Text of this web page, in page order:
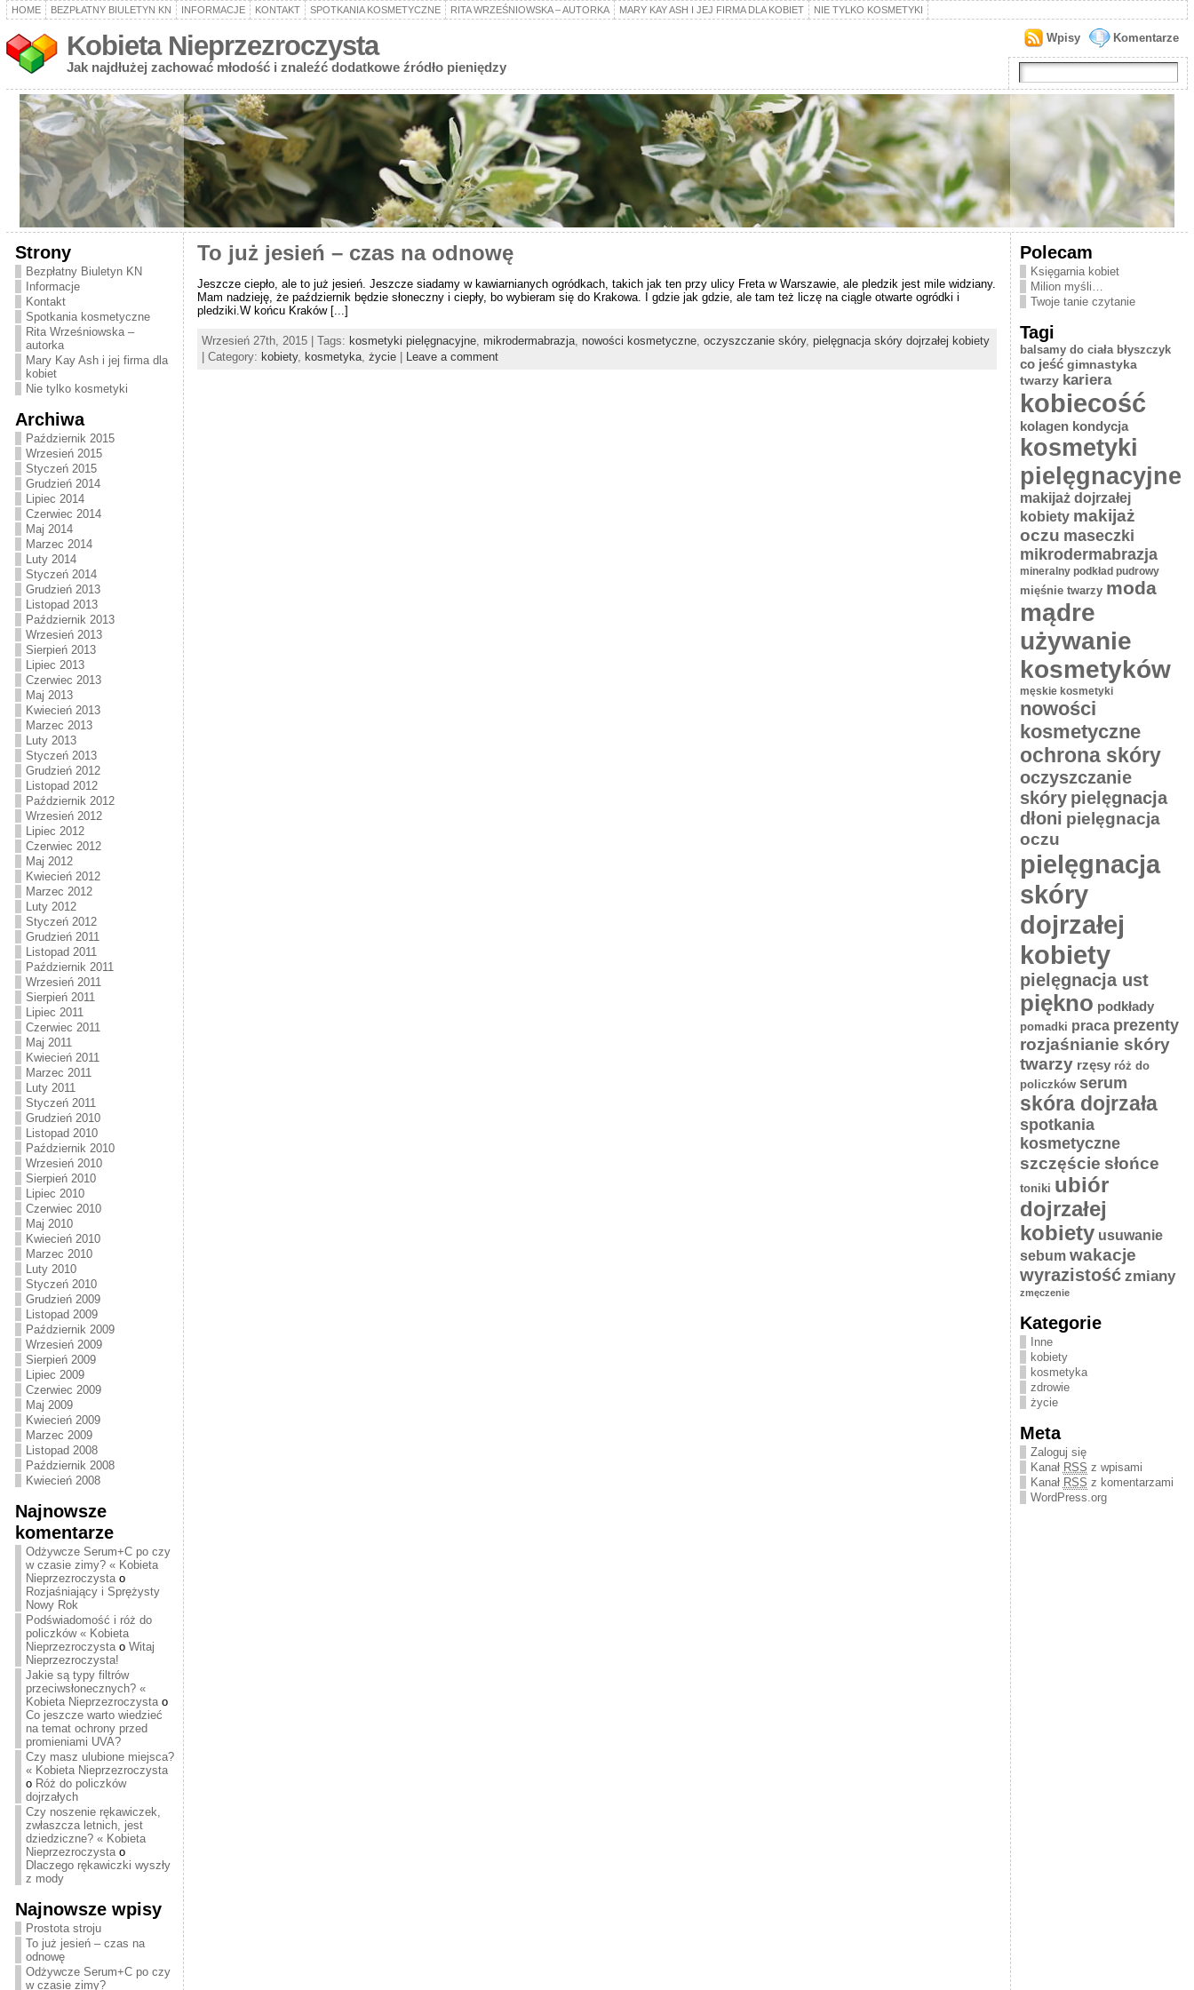
HOME BEZPŁATNY BIULETYN KN INFORMACJE KONTAKT SPOTKANIA KOSMETYCZNE RITA WRZEŚNIOWSKA – AUTORKA MARY KAY ASH I JEJ FIRMA DLA KOBIET NIE TYLKO KOSMETYKI
Kobieta Nieprzezroczysta
Jak najdłużej zachować młodość i znaleźć dodatkowe źródło pieniędzy
Komentarze
Wpisy
Strony
Bezpłatny Biuletyn KN
Informacje
Kontakt
Spotkania kosmetyczne
Rita Wrześniowska –
autorka
Mary Kay Ash i jej firma dla
kobiet
Nie tylko kosmetyki
Archiwa
Październik 2015
Wrzesień 2015
Styczeń 2015
Grudzień 2014
Lipiec 2014
Czerwiec 2014
Maj 2014
Marzec 2014
Luty 2014
Styczeń 2014
Grudzień 2013
Listopad 2013
Październik 2013
Wrzesień 2013
Sierpień 2013
Lipiec 2013
Czerwiec 2013
Maj 2013
Kwiecień 2013
Marzec 2013
Luty 2013
Styczeń 2013
Grudzień 2012
Listopad 2012
Październik 2012
Wrzesień 2012
Lipiec 2012
Czerwiec 2012
Maj 2012
Kwiecień 2012
Marzec 2012
Luty 2012
Styczeń 2012
Grudzień 2011
Listopad 2011
Październik 2011
Wrzesień 2011
Sierpień 2011
Lipiec 2011
Czerwiec 2011
Maj 2011
Kwiecień 2011
Marzec 2011
Luty 2011
Styczeń 2011
Grudzień 2010
Listopad 2010
Październik 2010
Wrzesień 2010
Sierpień 2010
Lipiec 2010
Czerwiec 2010
Maj 2010
Kwiecień 2010
Marzec 2010
Luty 2010
Styczeń 2010
Grudzień 2009
Listopad 2009
Październik 2009
Wrzesień 2009
Sierpień 2009
Lipiec 2009
Czerwiec 2009
Maj 2009
Kwiecień 2009
Marzec 2009
Listopad 2008
Październik 2008
Kwiecień 2008
Najnowsze
komentarze
Odżywcze Serum+C po czy
w czasie zimy? « Kobieta
Nieprzezroczystao
Rozjaśniający i Sprężysty
Nowy Rok
Podświadomość i róż do
policzków « Kobieta
Nieprzezroczystao Witaj
Nieprzezroczysta!
Jakie są typy filtrów
przeciwsłonecznych? «
Kobieta Nieprzezroczystao
Co jeszcze warto wiedzieć
na temat ochrony przed
promieniami UVA?
Czy masz ulubione miejsca?
« Kobieta Nieprzezroczysta
o Róż do policzków
dojrzałych
Czy noszenie rękawiczek,
zwłaszcza letnich, jest
dziedziczne? « Kobieta
Nieprzezroczystao
Dlaczego rękawiczki wyszły
z mody
Najnowsze wpisy
Prostota stroju
To już jesień – czas na
odnowę
Odżywcze Serum+C po czy
w czasie zimy?
To już jesień – czas na odnowę
Jeszcze ciepło, ale to już jesień. Jeszcze siadamy w kawiarnianych ogródkach, takich jak ten przy ulicy Freta w Warszawie, ale pledzik jest mile widziany.
Mam nadzieję, że październik będzie słoneczny i ciepły, bo wybieram się do Krakowa. I gdzie jak gdzie, ale tam też liczę na ciągle otwarte ogródki i
pledziki.W końcu Kraków [...]
Wrzesień 27th, 2015 | Tags: kosmetyki pielęgnacyjne, mikrodermabrazja, nowości kosmetyczne, oczyszczanie skóry, pielęgnacja skóry dojrzałej kobiety
| Category: kobiety, kosmetyka, życie| Leave a comment
Polecam
Księgarnia kobiet
Milion myśli…
Twoje tanie czytanie
Tagi
balsamy do ciała błyszczyk
co jeść gimnastyka
twarzy kariera
kobiecość
kolagen kondycja
kosmetyki
pielęgnacyjne
makijaż dojrzałej
kobiety makijaż
oczu maseczki
mikrodermabrazja
mineralny podkład pudrowy
mięśnie twarzy moda
mądre
używanie
kosmetyków
męskie kosmetyki
nowości
kosmetyczne
ochrona skóry
oczyszczanie
skóry pielęgnacja
dłoni pielęgnacja
oczu
pielęgnacja
skóry
dojrzałej
kobiety
pielęgnacja ust
piękno podkłady
pomadki praca prezenty
rozjaśnianie skóry
twarzy rzęsy róż do
policzków serum
skóra dojrzała
spotkania
kosmetyczne
szczęście słońce
toniki ubiór
dojrzałej
kobiety usuwanie
sebum wakacje
wyrazistość zmiany
zmęczenie
Kategorie
Inne
kobiety
kosmetyka
zdrowie
życie
Meta
Zaloguj się
Kanał RSS z wpisami
Kanał RSS z komentarzami
WordPress.org